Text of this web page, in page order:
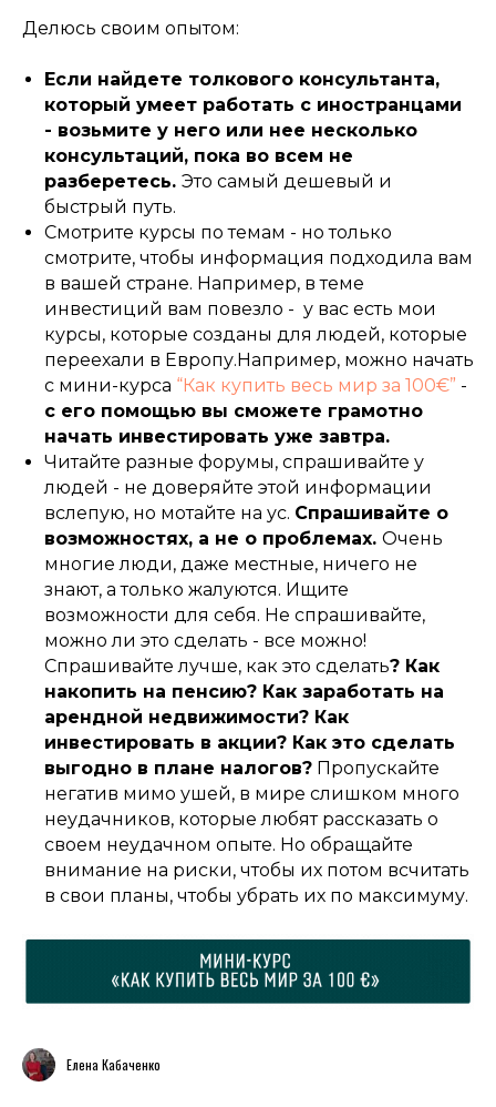
Делюсь своим опытом:
Если найдете толкового консультанта,
который умеет работать с иностранцами
- возьмите у него или нее несколько
консультаций, пока во всем не
разберетесь. Это самый дешевый и
быстрый путь.
Смотрите курсы по темам - но только
смотрите, чтобы информация подходила вам
в вашей стране. Например, в теме
инвестиций вам повезло - у вас есть мои
курсы, которые созданы для людей, которые
переехали в Европу.Например, можно начать
с мини-курса “Как купить весь мир за 100€” -
с его помощью вы сможете грамотно
начать инвестировать уже завтра.
Читайте разные форумы, спрашивайте у
людей - не доверяйте этой информации
вслепую, но мотайте на ус. Спрашивайте о
возможностях, а не о проблемах. Очень
многие люди, даже местные, ничего не
знают, а только жалуются. Ищите
возможности для себя. Не спрашивайте,
можно ли это сделать - все можно!
Спрашивайте лучше, как это сделать? Как
накопить на пенсию? Как заработать на
арендной недвижимости? Как
инвестировать в акции? Как это сделать
выгодно в плане налогов? Пропускайте
негатив мимо ушей, в мире слишком много
неудачников, которые любят рассказать о
своем неудачном опыте. Но обращайте
внимание на риски, чтобы их потом всчитать
в свои планы, чтобы убрать их по максимуму.
Елена Кабаченко